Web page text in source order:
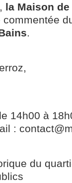
la Maison
commentée
.
14h00 à
:
du